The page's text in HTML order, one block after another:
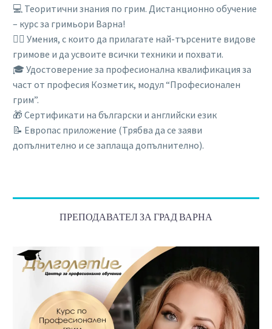
💻 Теоритични знания по грим. Дистанционно обучение
– курс за гримьори Варна!
💆‍♀️ Умения, с които да прилагате най-търсените видове
гримове и да усвоите всички техники и похвати.
🎓 Удостоверение за професионална квалификация за
част от професия Козметик, модул “Професионален
грим”.
🎁 Сертификати на български и английски език
📝 Европас приложение (Трябва да се заяви
допълнително и се заплаща допълнително).
ПРЕПОДАВАТЕЛ ЗА ГРАД ВАРНА